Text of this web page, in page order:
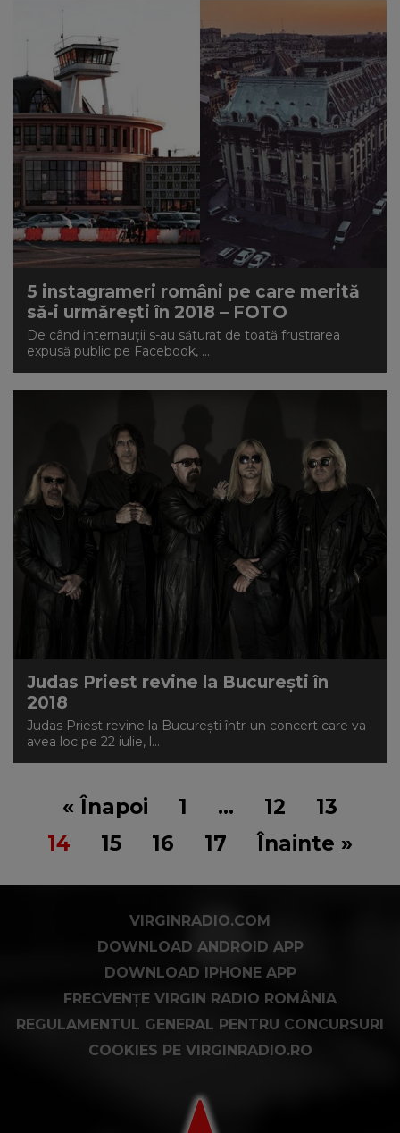
5 instagrameri români pe care merită
să-i urmărești în 2018 – FOTO
De când internauții s-au săturat de toată frustrarea
expusă public pe Facebook, ...
Judas Priest revine la Bucureşti în
2018
Judas Priest revine la Bucureşti într-un concert care va
avea loc pe 22 iulie, l...
« Înapoi 1 … 12
13
14
15 16 17 Înainte »
VIRGINRADIO.COM
DOWNLOAD ANDROID APP
DOWNLOAD IPHONE APP
FRECVENȚE VIRGIN RADIO ROMÂNIA
REGULAMENTUL GENERAL PENTRU CONCURSURI
COOKIES PE VIRGINRADIO.RO